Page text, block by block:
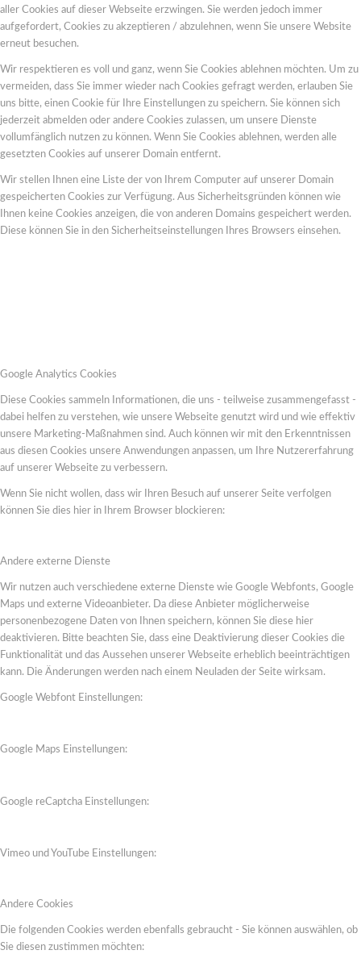
aller Cookies auf dieser Webseite erzwingen. Sie werden jedoch immer
aufgefordert, Cookies zu akzeptieren / abzulehnen, wenn Sie unsere Website
erneut besuchen.
Wir respektieren es voll und ganz, wenn Sie Cookies ablehnen möchten. Um zu
vermeiden, dass Sie immer wieder nach Cookies gefragt werden, erlauben Sie
uns bitte, einen Cookie für Ihre Einstellungen zu speichern. Sie können sich
jederzeit abmelden oder andere Cookies zulassen, um unsere Dienste
vollumfänglich nutzen zu können. Wenn Sie Cookies ablehnen, werden alle
gesetzten Cookies auf unserer Domain entfernt.
Wir stellen Ihnen eine Liste der von Ihrem Computer auf unserer Domain
gespeicherten Cookies zur Verfügung. Aus Sicherheitsgründen können wie
Ihnen keine Cookies anzeigen, die von anderen Domains gespeichert werden.
Diese können Sie in den Sicherheitseinstellungen Ihres Browsers einsehen.
Google Analytics Cookies
Diese Cookies sammeln Informationen, die uns - teilweise zusammengefasst -
dabei helfen zu verstehen, wie unsere Webseite genutzt wird und wie effektiv
unsere Marketing-Maßnahmen sind. Auch können wir mit den Erkenntnissen
aus diesen Cookies unsere Anwendungen anpassen, um Ihre Nutzererfahrung
auf unserer Webseite zu verbessern.
Wenn Sie nicht wollen, dass wir Ihren Besuch auf unserer Seite verfolgen
können Sie dies hier in Ihrem Browser blockieren:
Andere externe Dienste
Wir nutzen auch verschiedene externe Dienste wie Google Webfonts, Google
Maps und externe Videoanbieter. Da diese Anbieter möglicherweise
personenbezogene Daten von Ihnen speichern, können Sie diese hier
deaktivieren. Bitte beachten Sie, dass eine Deaktivierung dieser Cookies die
Funktionalität und das Aussehen unserer Webseite erheblich beeinträchtigen
kann. Die Änderungen werden nach einem Neuladen der Seite wirksam.
Google Webfont Einstellungen:
Google Maps Einstellungen:
Google reCaptcha Einstellungen:
Vimeo und YouTube Einstellungen:
Andere Cookies
Die folgenden Cookies werden ebenfalls gebraucht - Sie können auswählen, ob
Sie diesen zustimmen möchten: